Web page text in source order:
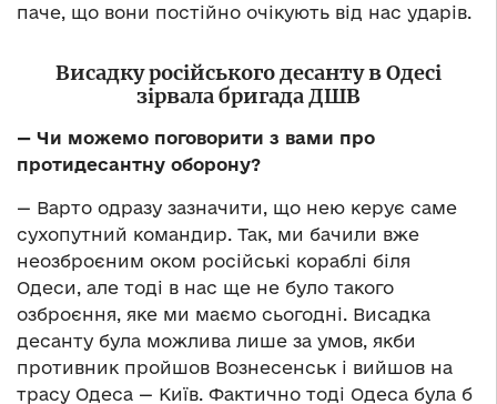
паче, що вони постійно очікують від нас ударів.
Висадку російського десанту в Одесі
зірвала бригада ДШВ
— Чи можемо поговорити з вами про
протидесантну оборону?
— Варто одразу зазначити, що нею керує саме
сухопутний командир. Так, ми бачили вже
неозброєним оком російські кораблі біля
Одеси, але тоді в нас ще не було такого
озброєння, яке ми маємо сьогодні. Висадка
десанту була можлива лише за умов, якби
противник пройшов Вознесенськ і вийшов на
трасу Одеса — Київ. Фактично тоді Одеса була б